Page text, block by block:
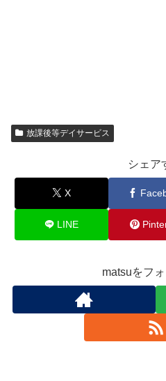
放課後等デイサービス
シェア
X
LINE
matsuをフ